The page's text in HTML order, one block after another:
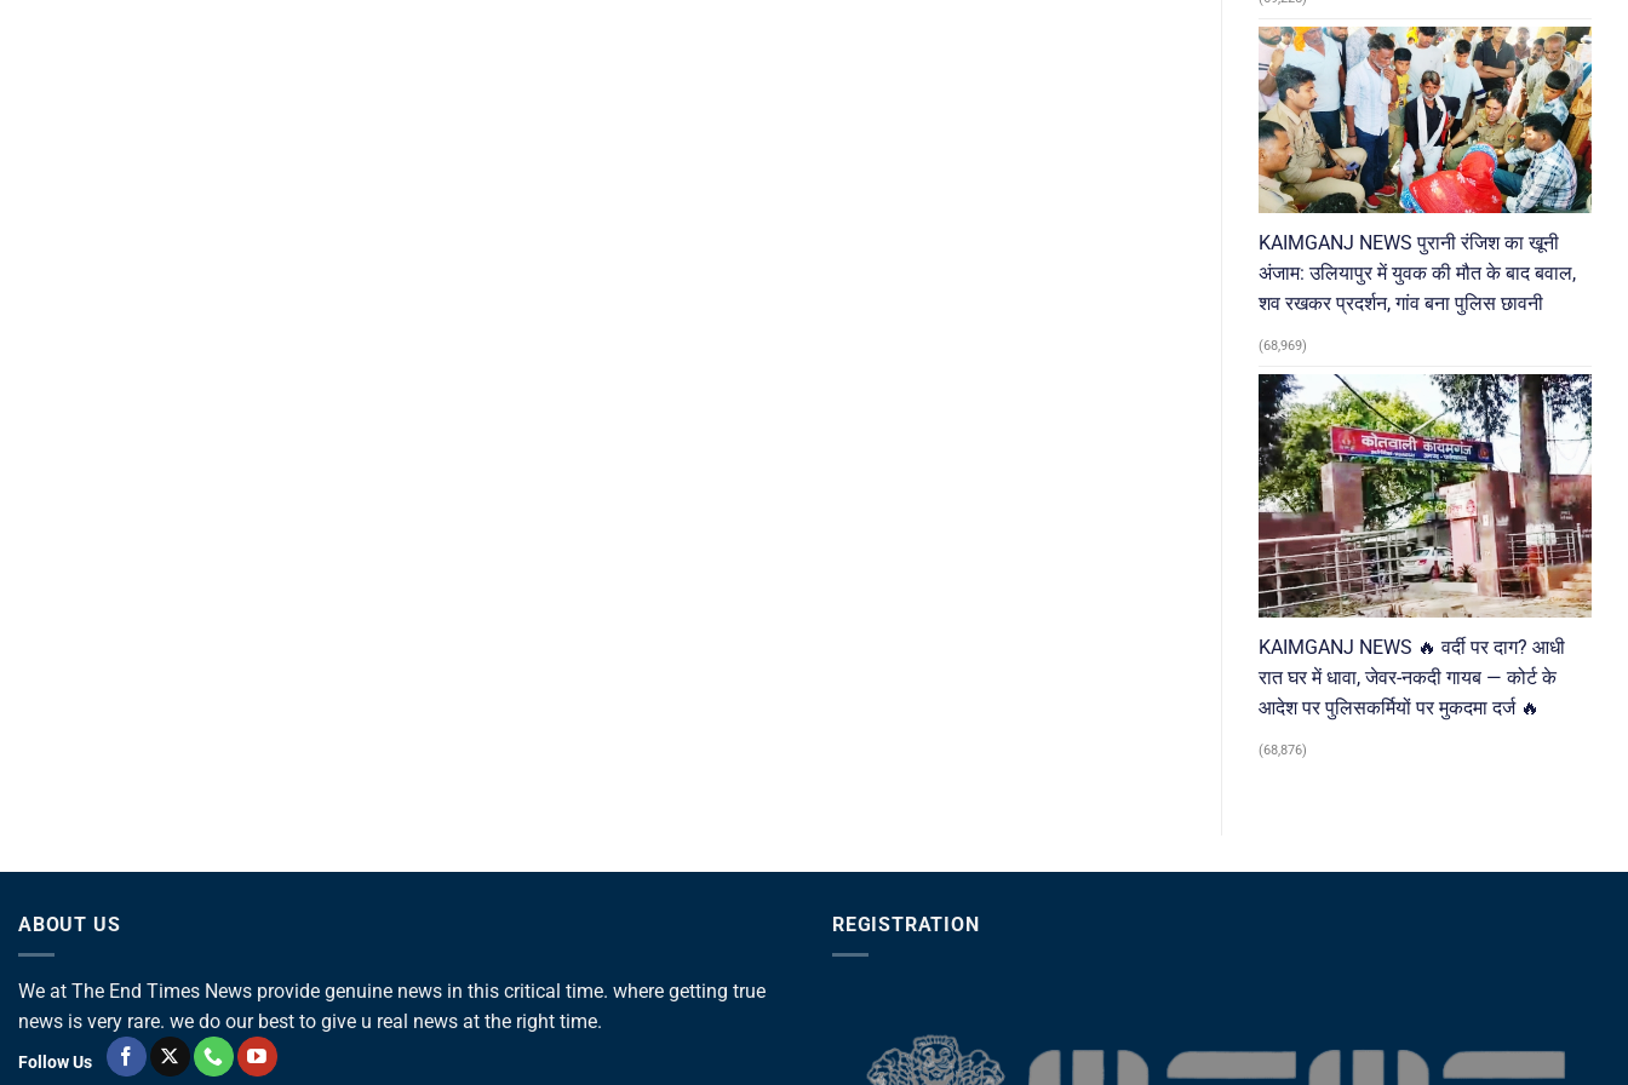
KAIMGANJ NEWS पुरानी रंजिश का खूनी
अंजाम: उलियापुर में युवक की मौत के बाद बवाल,
शव रखकर प्रदर्शन, गांव बना पुलिस छावनी
(68,969)
KAIMGANJ NEWS 🔥 वर्दी पर दाग? आधी
रात घर में धावा, जेवर-नकदी गायब — कोर्ट के
आदेश पर पुलिसकर्मियों पर मुकदमा दर्ज 🔥
(68,876)
ABOUT US
We at The End Times News provide genuine news in this critical time. where getting true
news is very rare. we do our best to give u real news at the right time.
Follow Us
REGISTRATION